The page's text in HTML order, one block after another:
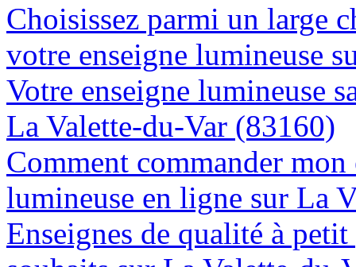
Choisissez parmi un large
votre enseigne lumineuse
Votre enseigne lumineuse
La Valette-du-Var (83160)
Comment commander
lumineuse en ligne sur La
Enseignes de qualité à